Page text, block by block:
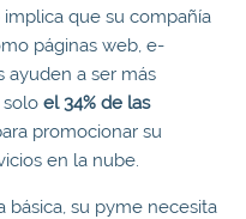
que su compañía
páginas web, e-
ayuden a ser más
solo el 34% de las
promocionar su
en la nube.
básica, su pyme necesita